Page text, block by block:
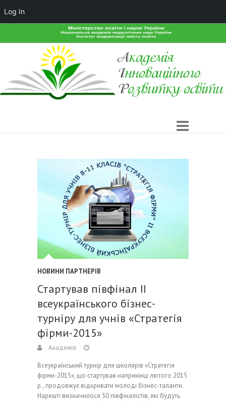
НОВИНИ ПАРТНЕРІВ
Стартував півфінал ІІ
всеукраїнського бізнес-
турніру для учнів «Стратегія
фірми-2015»
Академія
Всеукраїнський турнір для школярів «Стратегія
фірми-2015», що стартував наприкінці лютого 2015
р., продовжує відкривати молоді бізнес-таланти.
Нарешті визначилося 50 півфіналістів, які будуть
Log In